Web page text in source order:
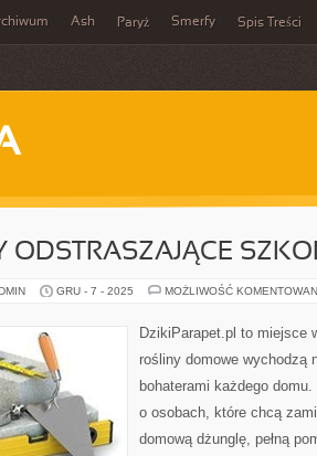
Ash Paryż Smerfy Spis Treści
ODSTRASZAJĄCE
GRU - 7 - 2025 MOŻLIWOŚĆ
DzikiParapet.pl to miejsce
rośliny domowe wychodzą
bohaterami każdego
o osobach, które chcą
domową dżunglę, pełną